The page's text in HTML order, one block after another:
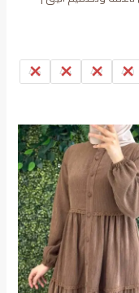
40
42
44
46